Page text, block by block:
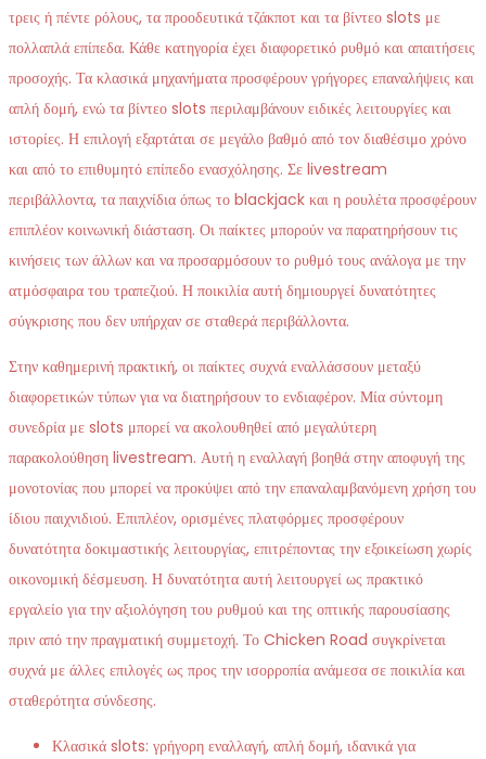
τρεις ή πέντε ρόλους, τα προοδευτικά τζάκποτ και τα βίντεο slots με
πολλαπλά επίπεδα. Κάθε κατηγορία έχει διαφορετικό ρυθμό και απαιτήσεις
προσοχής. Τα κλασικά μηχανήματα προσφέρουν γρήγορες επαναλήψεις και
απλή δομή, ενώ τα βίντεο slots περιλαμβάνουν ειδικές λειτουργίες και
ιστορίες. Η επιλογή εξαρτάται σε μεγάλο βαθμό από τον διαθέσιμο χρόνο
και από το επιθυμητό επίπεδο ενασχόλησης. Σε livestream
περιβάλλοντα, τα παιχνίδια όπως το blackjack και η ρουλέτα προσφέρουν
επιπλέον κοινωνική διάσταση. Οι παίκτες μπορούν να παρατηρήσουν τις
κινήσεις των άλλων και να προσαρμόσουν το ρυθμό τους ανάλογα με την
ατμόσφαιρα του τραπεζιού. Η ποικιλία αυτή δημιουργεί δυνατότητες
σύγκρισης που δεν υπήρχαν σε σταθερά περιβάλλοντα.
Στην καθημερινή πρακτική, οι παίκτες συχνά εναλλάσσουν μεταξύ
διαφορετικών τύπων για να διατηρήσουν το ενδιαφέρον. Μία σύντομη
συνεδρία με slots μπορεί να ακολουθηθεί από μεγαλύτερη
παρακολούθηση livestream. Αυτή η εναλλαγή βοηθά στην αποφυγή της
μονοτονίας που μπορεί να προκύψει από την επαναλαμβανόμενη χρήση του
ίδιου παιχνιδιού. Επιπλέον, ορισμένες πλατφόρμες προσφέρουν
δυνατότητα δοκιμαστικής λειτουργίας, επιτρέποντας την εξοικείωση χωρίς
οικονομική δέσμευση. Η δυνατότητα αυτή λειτουργεί ως πρακτικό
εργαλείο για την αξιολόγηση του ρυθμού και της οπτικής παρουσίασης
πριν από την πραγματική συμμετοχή. Το Chicken Road συγκρίνεται
συχνά με άλλες επιλογές ως προς την ισορροπία ανάμεσα σε ποικιλία και
σταθερότητα σύνδεσης.
Κλασικά slots: γρήγορη εναλλαγή, απλή δομή, ιδανικά για